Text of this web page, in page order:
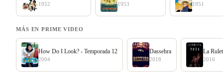
1952 1953 1951
MÁS EN PRIME VIDEO
How Do I Look? - Temporada 12
2004
Dassehra
2018
La
2016